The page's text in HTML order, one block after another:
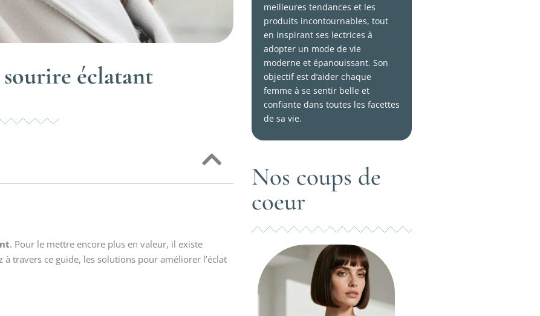
sourire éclatant
. Pour le mettre encore plus en valeur, il existe
travers ce guide, les solutions pour améliorer l’éclat
meilleures tendances et les
produits incontournables, tout
en inspirant ses lectrices à
adopter un mode de vie
moderne et épanouissant. Son
objectif est d’aider chaque
femme à se sentir belle et
confiante dans toutes les facettes
de sa vie.
Nos coups de
coeur